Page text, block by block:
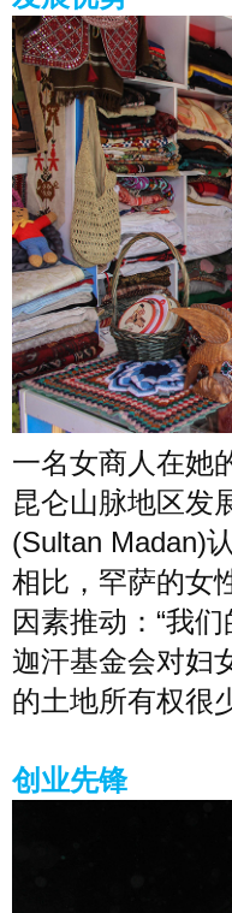
一名女商人在她
昆仑山脉地区发
(Sultan Madan)
相比，罕萨的女
因素推动：“我
迦汗基金会对妇
的土地所有权很
创业先锋